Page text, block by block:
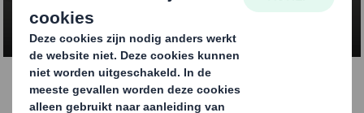
NEEM CONTACT OP